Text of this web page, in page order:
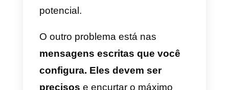
Vá para a página seguinte.
11) Nesta seção, você escolherá